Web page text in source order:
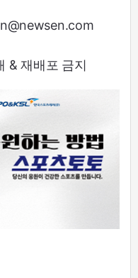
& 재배포 금지